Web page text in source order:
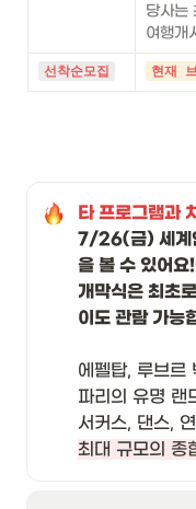
당사는
여행개
선착순모집 현재
타 프로그램과
7/26(금) 세계
을 볼 수 있어요!
개막식은 최초
이도 관람 가능
에펠탑, 루브르
파리의 유명 랜
서커스, 댄스,
최대 규모의 종